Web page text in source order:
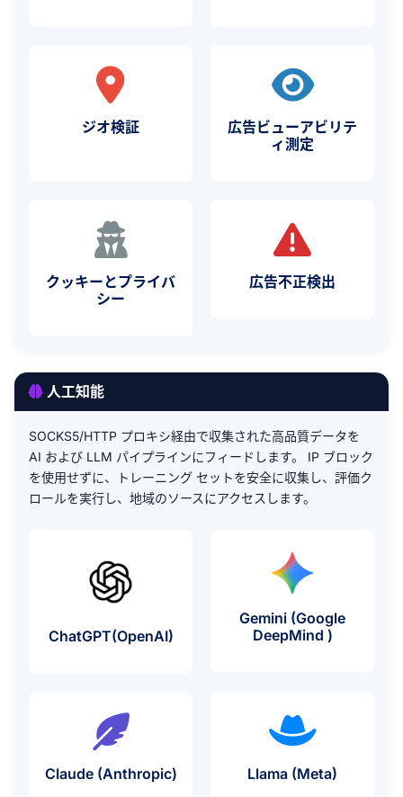
ジオ検証
広告ビューアビリテ
ィ測定
クッキーとプライバ
シー
広告不正検出
人工知能
SOCKS5/HTTP プロキシ経由で収集された高品質データを
AI および LLM パイプラインにフィードします。 IP ブロック
を使用せずに、トレーニング セットを安全に収集し、評価ク
ロールを実行し、地域のソースにアクセスします。
ChatGPT(OpenAI)プロキシの使用例
Gemini (Google
DeepMind )プロキシ
Claude (Anthropic) Llama (Meta)